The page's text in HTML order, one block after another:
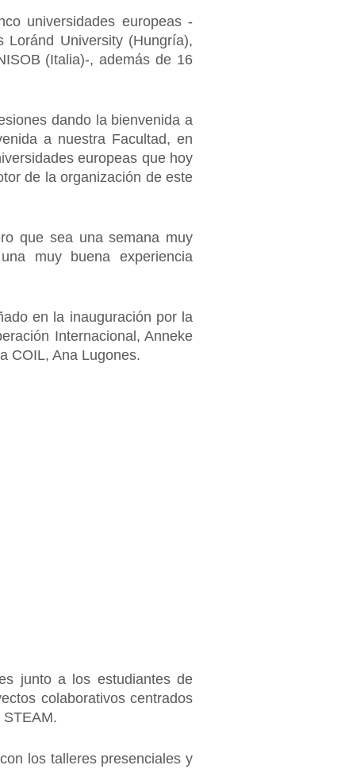
universidades europeas -
Loránd University (Hungría),
(Italia)-, además de 16
dando la bienvenida a
a nuestra Facultad, en
europeas que hoy
de la organización de este
que sea una semana muy
muy buena experiencia
en la inauguración por la
Internacional, Anneke
COIL, Ana Lugones.
junto a los estudiantes de
colaborativos centrados
los talleres presenciales y